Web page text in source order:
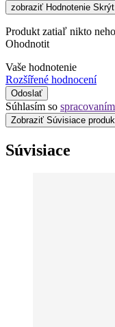
zobraziť Hodnotenie
Produkt zatiaľ nikto
Ohodnotit
Vaše hodnotenie
Rozšířené hodnocení
Odoslať
Súhlasím so
Zobraziť Súvisiace
Súvisiace